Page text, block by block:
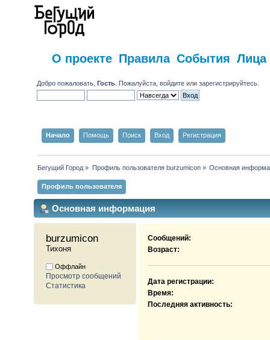
О проекте Правила События Лица
Добро пожаловать,Гость . Пожалуйста,войдите илизарегистрируйтесь
Начало Помощь Поиск Вход Регистрация
Бегущий Город » Профиль пользователя burzumicon» Основная
Профиль пользователя
Основная информация
burzumicon
Тихоня
Оффлайн
Просмотр сообщений
Статистика
Сообщений:
Возраст:
Дата регистрации:
Время:
Последняя активность: